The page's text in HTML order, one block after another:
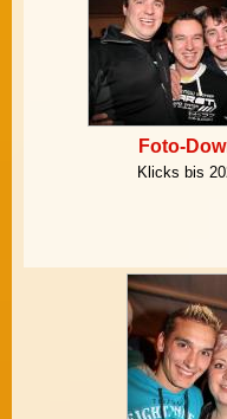
Foto-
Klicks bis